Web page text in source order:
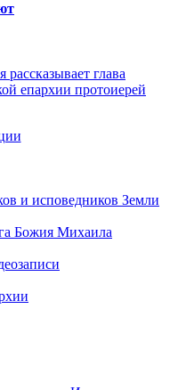
глава
епархии протоиерей